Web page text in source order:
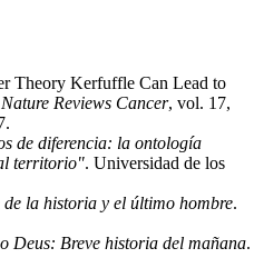
Theory Kerfuffle Can Lead to
Nature Reviews Cancer, vol. 17,
de diferencia: la ontología
territorio". Universidad de los
de la historia y el último hombre.
Deus: Breve historia del mañana.